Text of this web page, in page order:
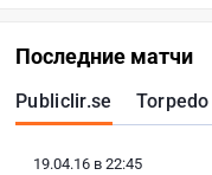
Последние матчи
Publiclir.se Torpedo
19.04.16 в 22:45